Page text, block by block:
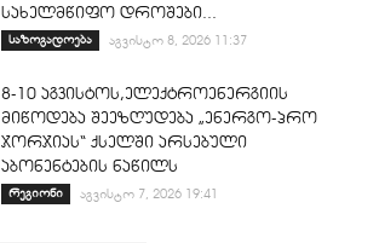
სახელმწიფო დროშები...
საზოგადოება აგვისტო 8, 2026 11:37
8-10 აგვისტოს,ელექტროენერგიის
მიწოდება შეეზღუდება „ენერგო-პრო
ჯორჯიას“ ქსელში არსებული
აბონენტების ნაწილს
რეგიონი აგვისტო 7, 2026 19:41